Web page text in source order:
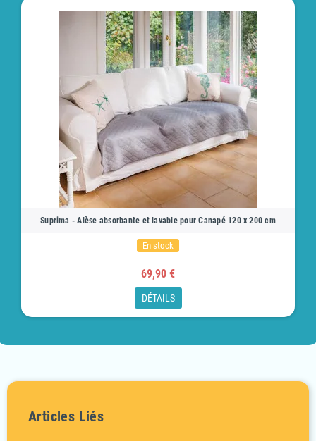
Suprima - Alèse absorbante et lavable pour Canapé 120 x 200 cm
En stock
69,90 €
DÉTAILS
Articles Liés